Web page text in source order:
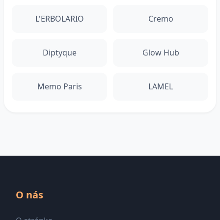
L'ERBOLARIO Cremo
Diptyque Glow Hub
Memo Paris LAMEL
O nás